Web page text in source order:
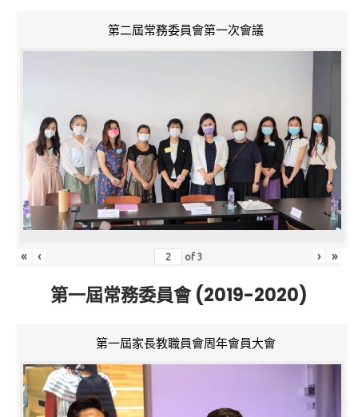
第二屆常務委員會第一次會議
« ‹ of3 › »
第一屆常務委員會 (2019-2020)
第一屆家長教職員會周年會員大會